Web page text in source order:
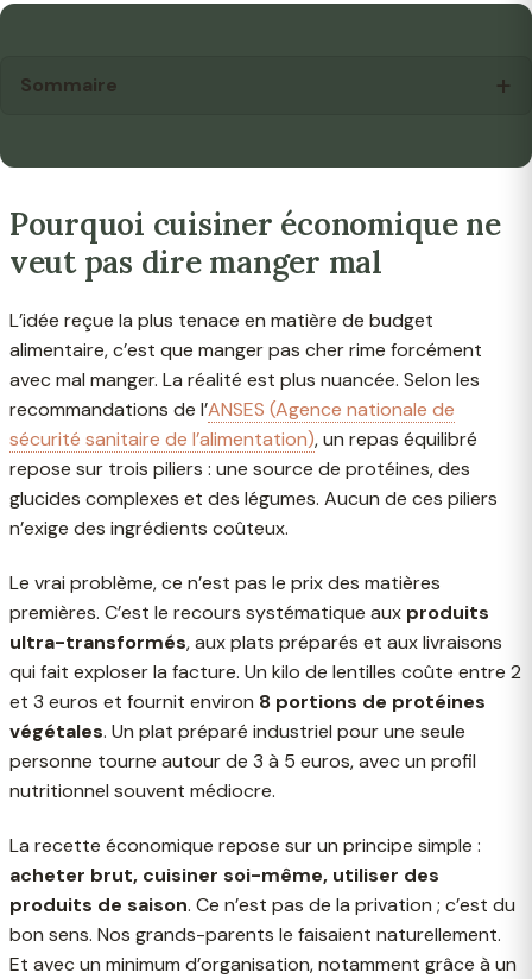
Sommaire
Pourquoi cuisiner économique ne
veut pas dire manger mal
L’idée reçue la plus tenace en matière de budget
alimentaire, c’est que manger pas cher rime forcément
avec mal manger. La réalité est plus nuancée. Selon les
recommandations de l’ANSES (Agence nationale de
sécurité sanitaire de l’alimentation), un repas équilibré
repose sur trois piliers : une source de protéines, des
glucides complexes et des légumes. Aucun de ces piliers
n’exige des ingrédients coûteux.
Le vrai problème, ce n’est pas le prix des matières
premières. C’est le recours systématique aux produits
ultra-transformés, aux plats préparés et aux livraisons
qui fait exploser la facture. Un kilo de lentilles coûte entre 2
et 3 euros et fournit environ 8 portions de protéines
végétales. Un plat préparé industriel pour une seule
personne tourne autour de 3 à 5 euros, avec un profil
nutritionnel souvent médiocre.
La recette économique repose sur un principe simple :
acheter brut, cuisiner soi-même, utiliser des
produits de saison. Ce n’est pas de la privation ; c’est du
bon sens. Nos grands-parents le faisaient naturellement.
Et avec un minimum d’organisation, notamment grâce à un